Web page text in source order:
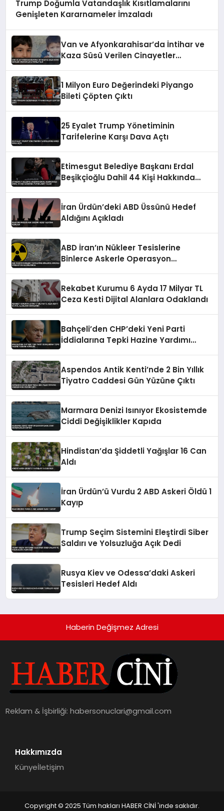
Trump Doğumla Vatandaşlık Kısıtlamalarını
Genişleten Kararnameler İmzaladı
Van ve Afyonkarahisar’da İntihar ve
Kaza Süsü Verilen Cinayetler
1 Milyon Euro Değerindeki Piyango
Bileti Çöpten Çıktı
25 Eyalet Trump Yönetiminin
Tarifelerine Karşı Dava Açtı
Etimesgut Belediye Başkanı Erdal
Beşikçioğlu Dahil 44 Kişi Hakkında
İran Ürdün’deki ABD Üssünü Hedef
Aldığını Açıkladı
ABD İran’ın Nükleer Tesislerine
Binlerce Askerle Operasyon
Rekabet Kurumu 6 Ayda 17 Milyar TL
Ceza Kesti Dijital Alanlara Odaklandı
Bahçeli’den CHP’deki Yeni Parti
İddialarına Tepki Hazine Yardımı
Aspendos Antik Kenti’nde 2 Bin Yıllık
Tiyatro Caddesi Gün Yüzüne Çıktı
Marmara Denizi Isınıyor Ekosistemde
Ciddi Değişiklikler Kapıda
Hindistan’da Şiddetli Yağışlar 16 Can
Aldı
İran Ürdün’ü Vurdu 2 ABD Askeri Öldü 1
Kayıp
Trump Seçim Sistemini Eleştirdi Siber
Saldırı ve Yolsuzluğa Açık Dedi
Rusya Kiev ve Odessa’daki Askeri
Tesisleri Hedef Aldı
Haberin Değişmez Adresi
Reklam & İşbirliği:habersonuclari@gmail.com
Hakkımızda
Künyeİletişim
Copyright © 2025 Tüm hakları HABER CİNİ 'inde saklıdır.